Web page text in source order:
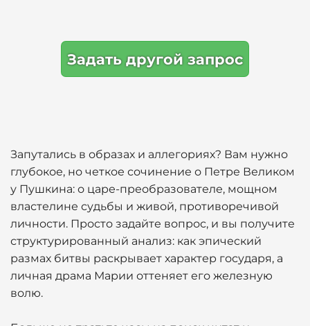
Задать другой запрос
Запутались в образах и аллегориях? Вам нужно
глубокое, но четкое сочинение о Петре Великом
у Пушкина: о царе-преобразователе, мощном
властелине судьбы и живой, противоречивой
личности. Просто задайте вопрос, и вы получите
структурированный анализ: как эпический
размах битвы раскрывает характер государя, а
личная драма Марии оттеняет его железную
волю.